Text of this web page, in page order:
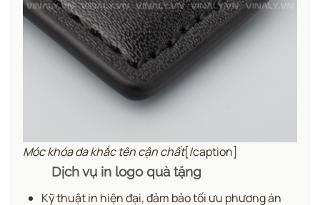
Móc khóa da khắc tên cận chất[/caption]
Dịch vụ in logo quà tặng
Kỹ thuật in hiện đại, đảm bảo tối ưu phương án